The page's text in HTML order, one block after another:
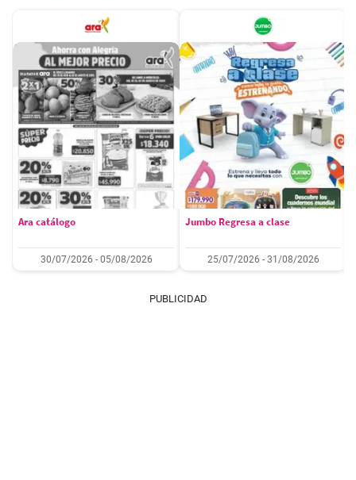
Ara catálogo
30/07/2026 - 05/08/2026
Jumbo Regresa a clase
25/07/2026 - 31/08/2026
PUBLICIDAD